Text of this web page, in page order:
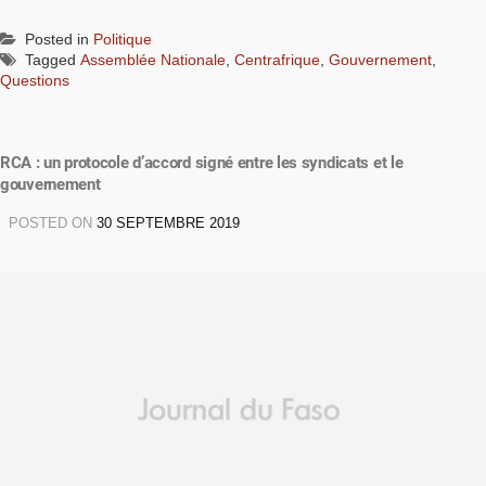
Posted in Politique
Tagged Assemblée Nationale, Centrafrique, Gouvernement,
Questions
RCA : un protocole d’accord signé entre les syndicats et le
gouvernement
POSTED ON 30 SEPTEMBRE 2019